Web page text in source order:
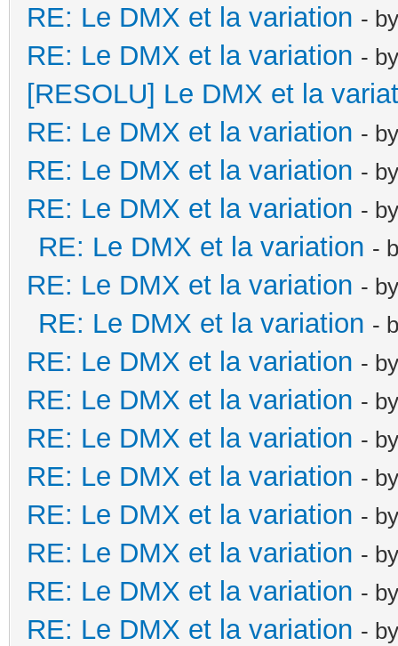
RE: Le DMX et la variation -
RE: Le DMX et la variation -
[RESOLU] Le DMX et la
RE: Le DMX et la variation -
RE: Le DMX et la variation -
RE: Le DMX et la variation -
RE: Le DMX et la variation -
RE: Le DMX et la variation -
RE: Le DMX et la variation -
RE: Le DMX et la variation -
RE: Le DMX et la variation -
RE: Le DMX et la variation -
RE: Le DMX et la variation -
RE: Le DMX et la variation -
RE: Le DMX et la variation -
RE: Le DMX et la variation -
RE: Le DMX et la variation -